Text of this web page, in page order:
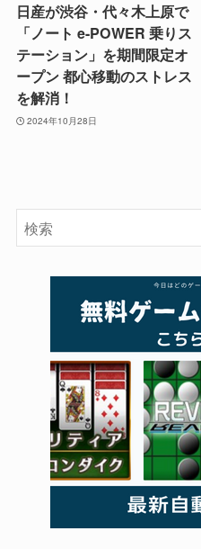
日産が渋谷・代々木上原で
「ノート e-POWER 乗りス
テーション」を期間限定オ
ープン 都心移動のストレス
を解消！
2024年10月28日